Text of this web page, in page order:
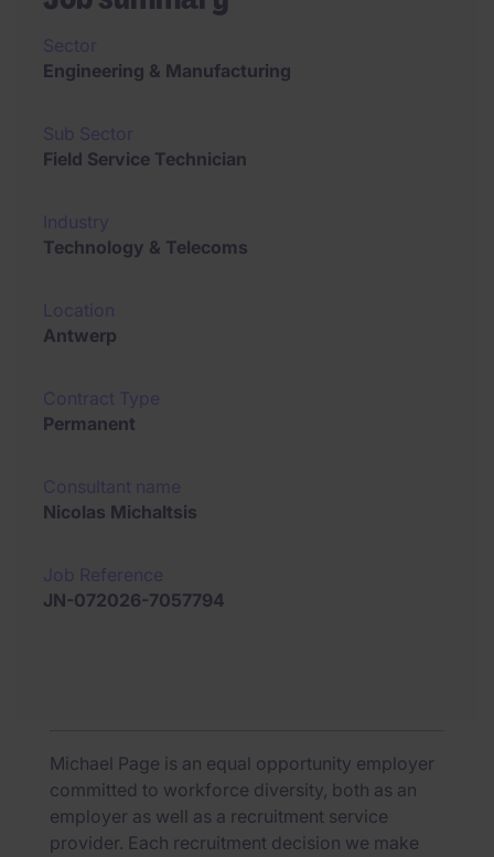
Engineering & Manufacturing
Field Service Technician
Technology & Telecoms
Antwerp
Permanent
Nicolas Michaltsis
JN-072026-7057794
Michael Page is an equal opportunity employer
committed to workforce diversity, both as an
employer as well as a recruitment service
provider. Each recruitment decision we make